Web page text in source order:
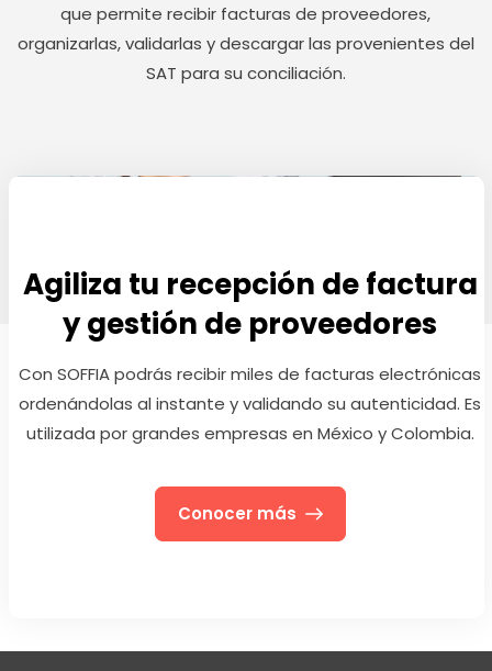
que permite recibir facturas de proveedores,
organizarlas, validarlas y descargar las provenientes del
SAT para su conciliación.
Agiliza tu recepción de factura
y gestión de proveedores
Con SOFFIA podrás recibir miles de facturas electrónicas
ordenándolas al instante y validando su autenticidad. Es
utilizada por grandes empresas en México y Colombia.
Conocer más